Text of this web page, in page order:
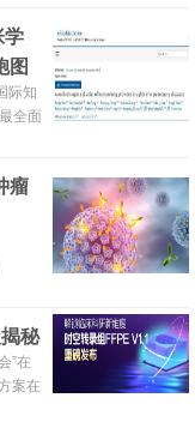
T细
型
意的
图
名
际知
全面
公
了突
发
免
瘤
秘
”在
案在
时